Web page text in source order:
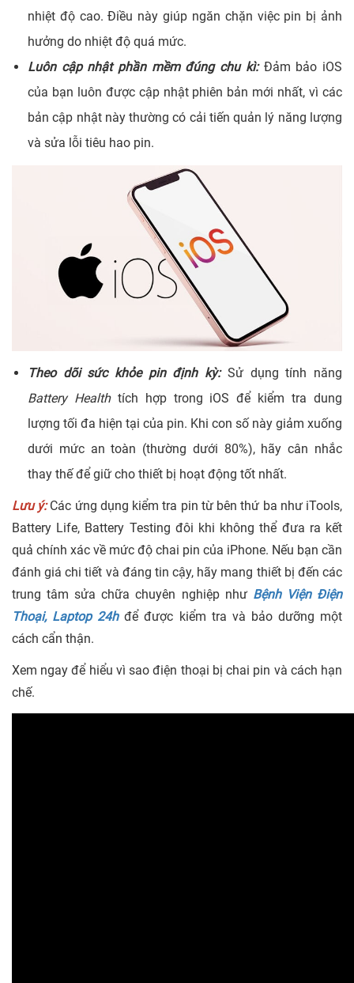
nhiệt độ cao. Điều này giúp ngăn chặn việc pin bị ảnh
hưởng do nhiệt độ quá mức.
Luôn cập nhật phần mềm đúng chu kì:Đảm bảo iOS
của bạn luôn được cập nhật phiên bản mới nhất, vì các
bản cập nhật này thường có cải tiến quản lý năng lượng
và sửa lỗi tiêu hao pin.
Theo dõi sức khỏe pin định kỳ: Sử dụng tính năng
Battery Health tích hợp trong iOS để kiểm tra dung
lượng tối đa hiện tại của pin. Khi con số này giảm xuống
dưới mức an toàn (thường dưới 80%), hãy cân nhắc
thay thế để giữ cho thiết bị hoạt động tốt nhất.
Lưu ý:Các ứng dụng kiểm tra pin từ bên thứ ba như iTools,
Battery Life, Battery Testing đôi khi không thể đưa ra kết
quả chính xác về mức độ chai pin của iPhone. Nếu bạn cần
đánh giá chi tiết và đáng tin cậy, hãy mang thiết bị đến các
trung tâm sửa chữa chuyên nghiệp như Bệnh Viện Điện
Thoại, Laptop 24hđể được kiểm tra và bảo dưỡng một
cách cẩn thận.
Xem ngay để hiểu vì sao điện thoại bị chai pin và cách hạn
chế.